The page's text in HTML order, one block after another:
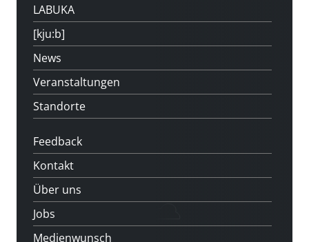
LABUKA
[kju:b]
News
Veranstaltungen
Standorte
Feedback
Kontakt
Über uns
Jobs
Medienwunsch